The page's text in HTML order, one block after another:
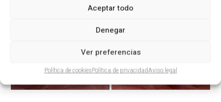
Aceptar todo
Denegar
Ver preferencias
Política de cookiesPolítica de privacidadAviso legal
ANTES DESPUÉS